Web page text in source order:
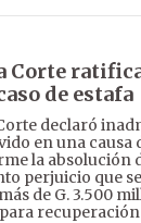
Corte
de estafa
declaró
en una causa
la absolución
perjuicio que
de G. 3.500